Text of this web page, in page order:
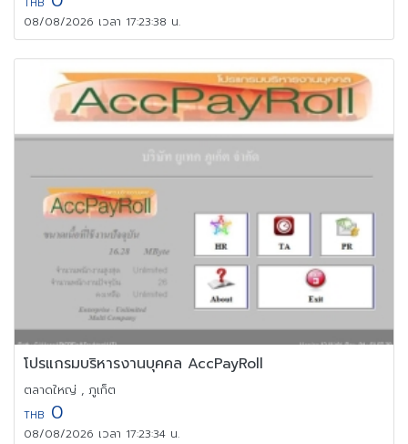
THB
08/08/2026 เวลา 17:23:38 น.
โปรแกรมบริหารงานบุคคล AccPayRoll
ตลาดใหญ่ , ภูเก็ต
THB 0
08/08/2026 เวลา 17:23:34 น.